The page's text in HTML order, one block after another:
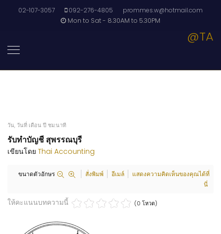
02-107-3057 092-276-4805
prommes.w@hotmail.com
Mon to Sat - 8.30AM to 5.30PM
@TA
วัน, วันที่ เดือน ปี ชม:นาที
รับทำบัญชี สุพรรณบุรี
เขียนโดย Thai Accounting
ขนาดตัวอักษร สั่งพิมพ์ อีเมล์
แสดงความคิดเห็นของคุณได้ที่
นี่
ให้คะแนนบทความนี้ (0 โหวต)